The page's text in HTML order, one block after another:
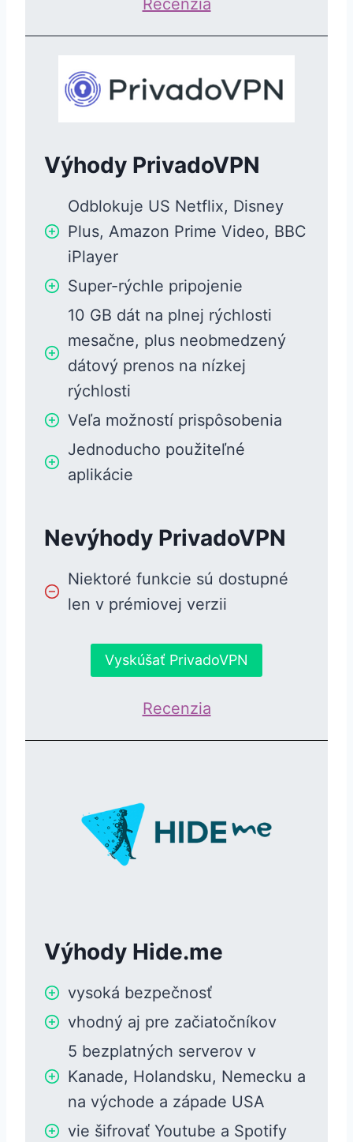
Recenzia
Výhody PrivadoVPN
Odblokuje US Netflix, Disney
Plus, Amazon Prime Video, BBC
iPlayer
Super-rýchle pripojenie
10 GB dát na plnej rýchlosti
mesačne, plus neobmedzený
dátový prenos na nízkej
rýchlosti
Veľa možností prispôsobenia
Jednoducho použiteľné
aplikácie
Nevýhody PrivadoVPN
Niektoré funkcie sú dostupné
len v prémiovej verzii
Vyskúšať PrivadoVPN
Recenzia
Výhody Hide.me
vysoká bezpečnosť
vhodný aj pre začiatočníkov
5 bezplatných serverov v
Kanade, Holandsku, Nemecku a
na východe a západe USA
vie šifrovať Youtube a Spotify